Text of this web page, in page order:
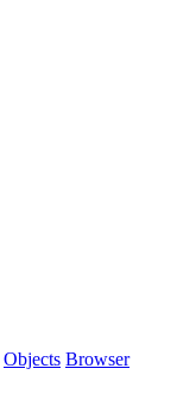
Objects Browser